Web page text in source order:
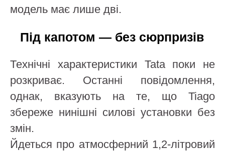
модель має лише дві.
Під капотом — без сюрпризів
Технічні характеристики Tata поки не
розкриває. Останні повідомлення,
однак, вказують на те, що Tiago
збереже нинішні силові установки без
змін.
Йдеться про атмосферний 1,2-літровий